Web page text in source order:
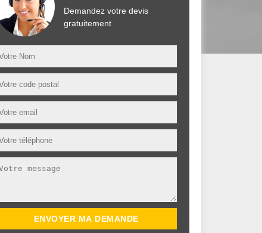
Demandez votre devis
gratuitement